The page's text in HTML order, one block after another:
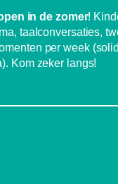
in de zomer!
taalconversaties,
per week
Kom zeker langs!